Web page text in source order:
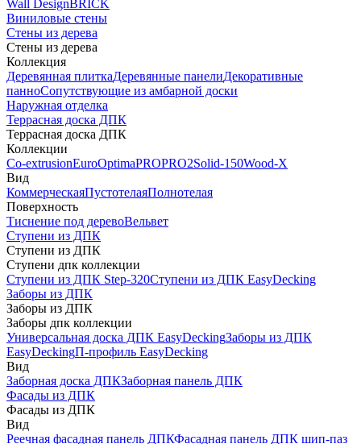
Wall DesignBRICK
Виниловые стены
Стены из дерева
Стены из дерева
Коллекция
Деревянная плиткаДеревянные панелиДекоративные
панноСопутствующие из амбарной доски
Наружная отделка
Террасная доска ДПК
Террасная доска ДПК
Коллекции
Co-extrusionEuroOptimaPROPRO2Solid-150Wood-X
Вид
КоммерческаяПустотелаяПолнотелая
Поверхность
Тиснение под деревоВельвет
Ступени из ДПК
Ступени из ДПК
Ступени дпк коллекции
Ступени из ДПК Step-320Ступени из ДПК EasyDecking
Заборы из ДПК
Заборы из ДПК
Заборы дпк коллекции
Универсальная доска ДПК EasyDeckingЗаборы из ДПК
EasyDeckingП-профиль EasyDecking
Вид
Заборная доска ДПКЗаборная панель ДПК
Фасады из ДПК
Фасады из ДПК
Вид
Реечная фасадная панель ДПКФасадная панель ДПК шип-паз